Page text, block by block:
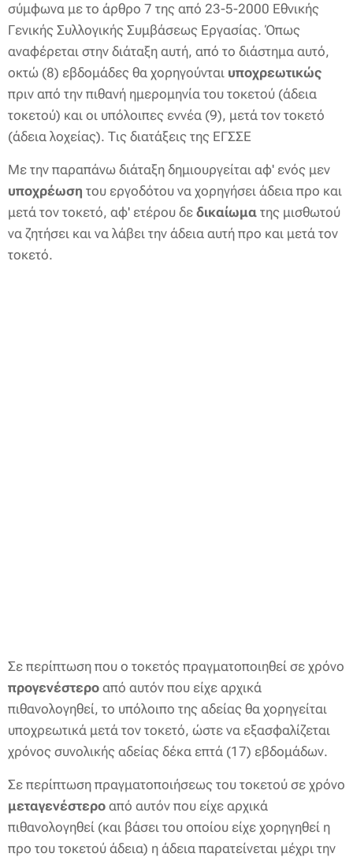
σύμφωνα με το άρθρο 7 της από 23-5-2000 Εθνικής
Γενικής Συλλογικής Συμβάσεως Εργασίας. Όπως
αναφέρεται στην διάταξη αυτή, από το διάστημα αυτό,
οκτώ (8) εβδομάδες θα χορηγούνται υποχρεωτικώς
πριν από την πιθανή ημερομηνία του τοκετού (άδεια
τοκετού) και οι υπόλοιπες εννέα (9), μετά τον τοκετό
(άδεια λοχείας). Τις διατάξεις της ΕΓΣΣΕ
Με την παραπάνω διάταξη δημιουργείται αφ' ενός μεν
υποχρέωση του εργοδότου να χορηγήσει άδεια προ και
μετά τον τοκετό, αφ' ετέρου δε δικαίωμα της μισθωτού
να ζητήσει και να λάβει την άδεια αυτή προ και μετά τον
τοκετό.
Σε περίπτωση που ο τοκετός πραγματοποιηθεί σε χρόνο
προγενέστερο από αυτόν που είχε αρχικά
πιθανολογηθεί, το υπόλοιπο της αδείας θα χορηγείται
υποχρεωτικά μετά τον τοκετό, ώστε να εξασφαλίζεται
χρόνος συνολικής αδείας δέκα επτά (17) εβδομάδων.
Σε περίπτωση πραγματοποιήσεως του τοκετού σε χρόνο
μεταγενέστερο από αυτόν που είχε αρχικά
πιθανολογηθεί (και βάσει του οποίου είχε χορηγηθεί η
προ του τοκετού άδεια) η άδεια παρατείνεται μέχρι την